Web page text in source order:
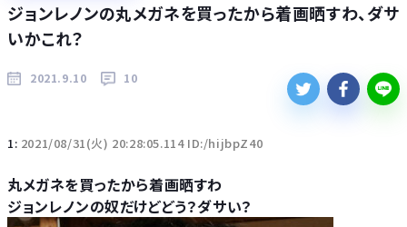
ジョンレノンの丸メガネを買ったから着画晒すわ、ダサ
いかこれ？
2021.9.10 10
1: 2021/08/31(火) 20:28:05.114 ID:/hijbpZ40
丸メガネを買ったから着画晒すわ
ジョンレノンの奴だけどどう？ダサい？